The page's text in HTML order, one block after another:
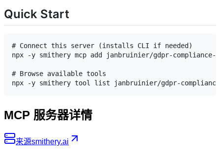
Quick Start
# Connect this server (installs CLI if needed)
npx -y smithery mcp add janbruinier/gdpr-
# Browse available tools
MCP 服务器详情
来源smithery.ai